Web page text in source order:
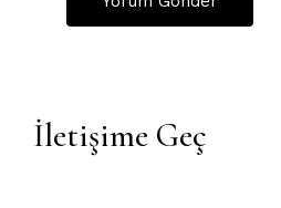
İletişime Geç